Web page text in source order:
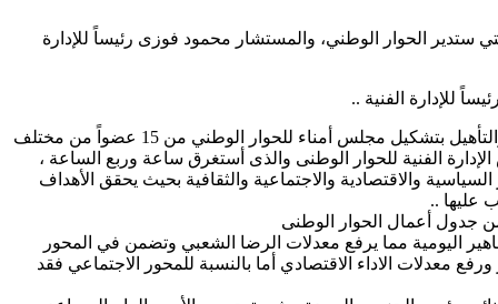
ستدير الحوار الوطني، والمستشار محمود فوزى رئيساً للإدارة
للإدارة الفنية ..
وأشاد ناجى الشهابي رئيس حزب الجيل والمنسق العام للائتلاف الوطني للأحزاب السياسية المصرية بقرار إدارة الأكاديمية الوطنية للتدريب والتأهيل بتشكيل مجلس أمناء للحوار الوطني من 15 عضواً من مختلف
الفنية للحوار الوطنى والذى أستغرق ساعة وربع الساعة ،
والاقتصادية والاجتماعية والثقافية بحيث يحقق الأهداف
عليها ..
جدول أعمال الحوار الوطنى
اليومية مما يرفع معدلات الرضا الشعبي وتضمن في المحور
معدلات الاداء الاقتصادي أما بالنسبة للمحور الاجتماعي فقد